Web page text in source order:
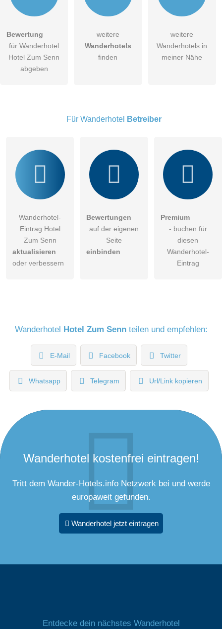
Hiermit akzeptiere ich dieAGB
DieDatenschutzerklärung habe ich zur Kenntnis genommen.
Besucher sichtbar.
Bewertung
für Wanderhotel
Hotel Zum Senn
abgeben
weitere
Wanderhotels
finden
weitere
Wanderhotels in
meiner Nähe
Für Wanderhotel Betreiber
Wanderhotel-
Eintrag Hotel
Zum Senn
aktualisieren
oder verbessern
Bewertungen
auf der eigenen
Seite
einbinden
Premium
- buchen für
diesen
Wanderhotel-
Eintrag
Wanderhotel Hotel Zum Sennteilen und empfehlen:
E-Mail Facebook Twitter
Whatsapp Telegram Url/Link kopieren
Wanderhotel kostenfrei eintragen!
Tritt dem Wander-Hotels.info Netzwerk bei und werde
europaweit gefunden.
Wanderhotel jetzt eintragen
Entdecke dein nächstes Wanderhotel